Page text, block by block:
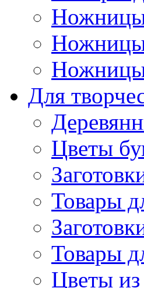
Для
Цветы
Товары
Товары
Цветы